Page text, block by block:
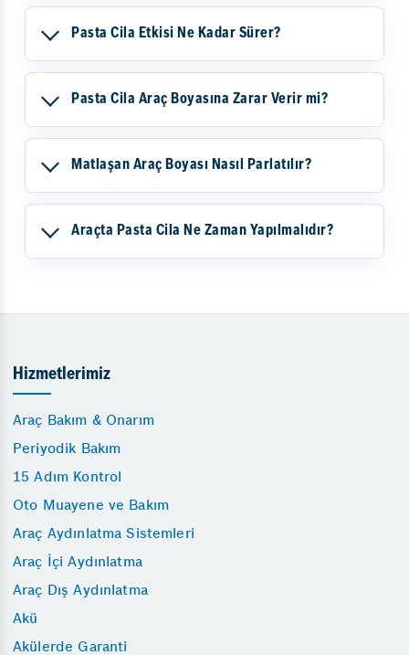
Pasta Cila Etkisi Ne Kadar Sürer?
Pasta Cila Araç Boyasına Zarar Verir mi?
Matlaşan Araç Boyası Nasıl Parlatılır?
Araçta Pasta Cila Ne Zaman Yapılmalıdır?
Hizmetlerimiz
Araç Bakım & Onarım
Periyodik Bakım
15 Adım Kontrol
Oto Muayene ve Bakım
Araç Aydınlatma Sistemleri
Araç İçi Aydınlatma
Araç Dış Aydınlatma
Akü
Akülerde Garanti